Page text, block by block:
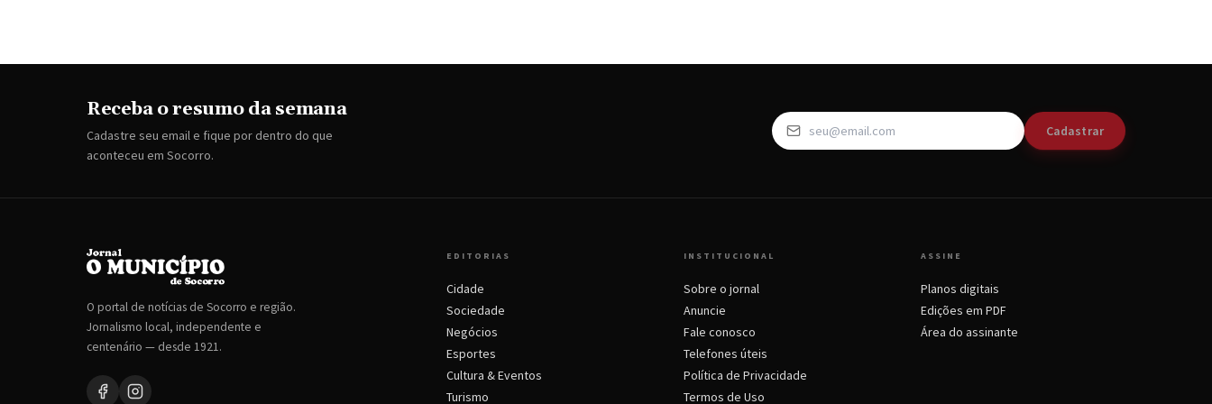
Receba o resumo da semana
Cadastre seu email e fique por dentro do que
aconteceu em Socorro.
Cadastrar
O portal de notícias de Socorro e região.
Jornalismo local, independente e
centenário — desde 1921.
EDITORIAS
Cidade
Sociedade
Negócios
Esportes
Cultura & Eventos
Turismo
INSTITUCIONAL
Sobre o jornal
Anuncie
Fale conosco
Telefones úteis
Política de Privacidade
Termos de Uso
ASSINE
Planos digitais
Edições em PDF
Área do assinante